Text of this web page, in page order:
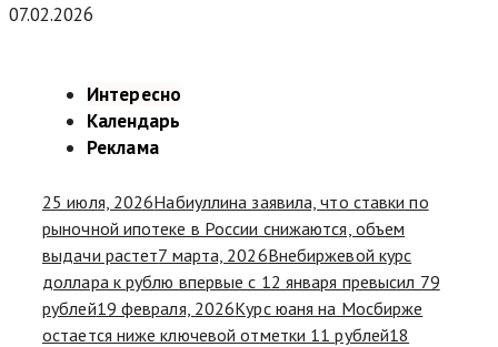
07.02.2026
Интересно
Календарь
Реклама
25 июля, 2026Набиуллина заявила, что ставки по
рыночной ипотеке в России снижаются, объем
выдачи растет7 марта, 2026Внебиржевой курс
доллара к рублю впервые с 12 января превысил 79
рублей19 февраля, 2026Курс юаня на Мосбирже
остается ниже ключевой отметки 11 рублей18